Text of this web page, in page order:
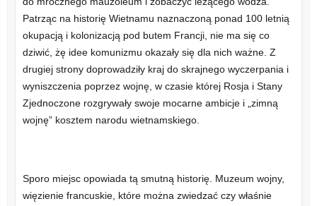
Patrząc na historię Wietnamu naznaczoną ponad 100 letnią
okupacją i kolonizacją pod butem Francji, nie ma się co
dziwić, żę idee komunizmu okazały się dla nich ważne. Z
drugiej strony doprowadziły kraj do skrajnego wyczerpania i
wyniszczenia poprzez wojnę, w czasie której Rosja i Stany
Zjednoczone rozgrywały swoje mocarne ambicje i „zimną
wojnę” kosztem narodu wietnamskiego.
Sporo miejsc opowiada tą smutną historię. Muzeum wojny,
więzienie francuskie, które można zwiedzać czy właśnie